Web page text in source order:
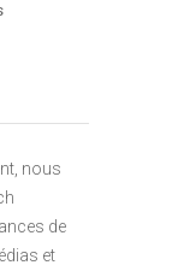
nous
de
et